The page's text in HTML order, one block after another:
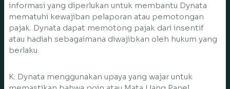
informasi yang diperlukan untuk membantu Dynata
mematuhi kewajiban pelaporan atau pemotongan
pajak. Dynata dapat memotong pajak dari insentif
atau hadiah sebagaimana diwajibkan oleh hukum yang
berlaku.
K. Dynata menggunakan upaya yang wajar untuk